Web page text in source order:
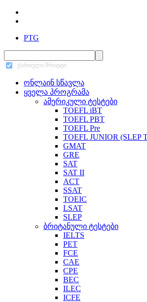
PTG
ქართული შრიფტი
ონლაინ სწავლა
ყველა პროგრამა
ამერიკული ტესტები
TOEFL iBT
TOEFL PBT
TOEFL Pre
TOEFL JUNIOR (SLEP
GMAT
GRE
SAT
SAT II
ACT
SSAT
TOEIC
LSAT
SLEP
ბრიტანული ტესტები
IELTS
PET
FCE
CAE
CPE
BEC
ILEC
ICFE